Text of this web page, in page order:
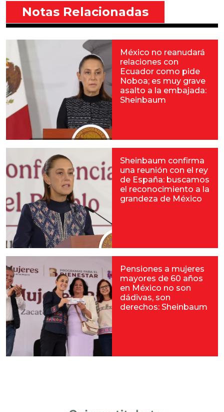
Notas Relacionadas
México no reanudará
relaciones con
Ecuador como pide
Noboa; es muy grave
asalto a la embajada:
Sheinbaum
Sheinbaum confirma
una reunión con el rey
de España: buscamos
el reconocimiento a la
grandeza de México
Pensiones a mujeres
mayores de 60 años
en México no son
dádivas, son
derechos: Sheinbaum